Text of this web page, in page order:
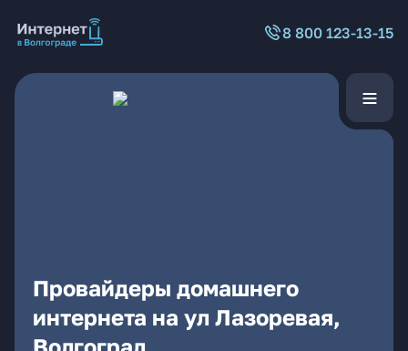
8 800 123-13-15
Провайдеры домашнего
интернета на ул Лазоревая,